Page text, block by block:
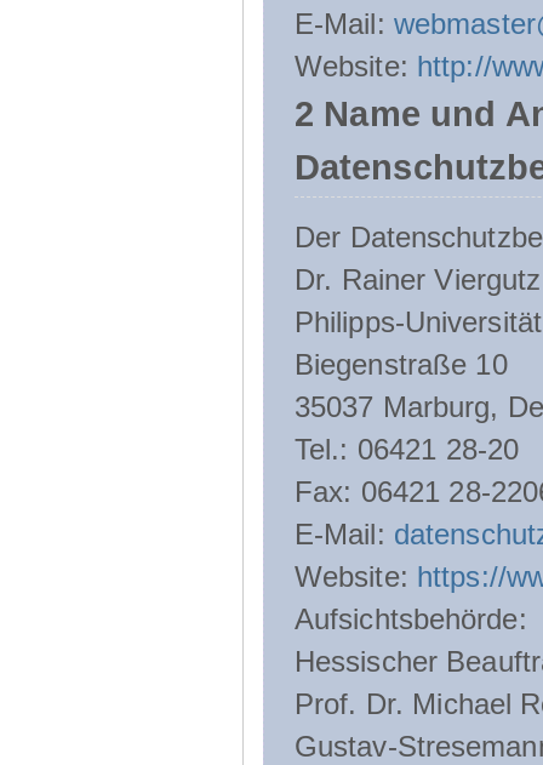
E-Mail:
Website: http://
2 Name und
Der
Dr. Rainer Viergutz
Philipps-
Biegenstraße 10
35037 Marburg,
Tel.: 06421 28-20
Fax: 06421 28-
E-Mail:
Website: https://
Aufsichtsbehörde:
Hessischer
Prof. Dr. Michael
Gustav-